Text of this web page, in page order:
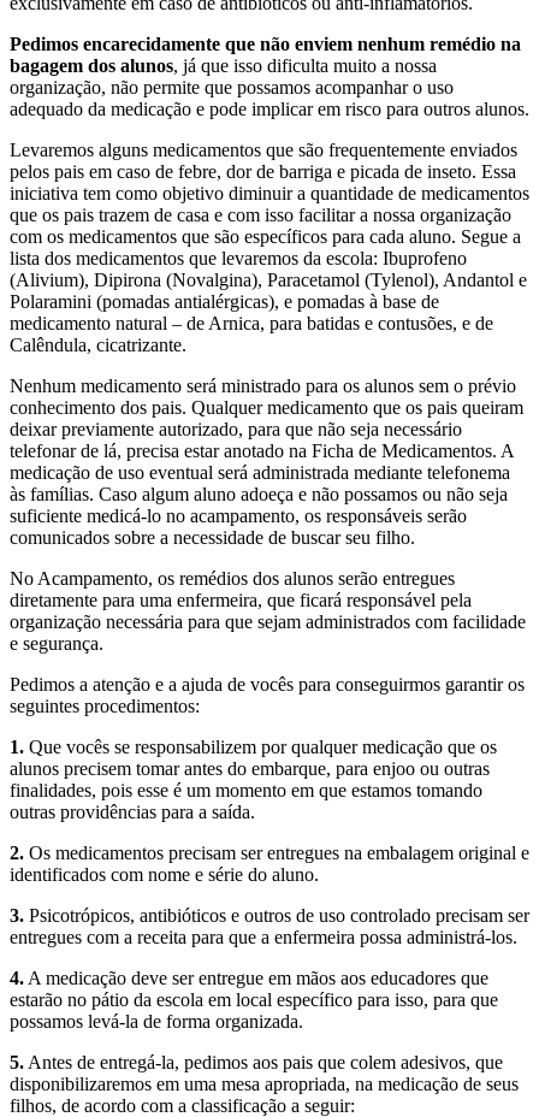
Pedimos encarecidamente que não enviem nenhum remédio na
bagagem dos alunos, já que isso dificulta muito a nossa
organização, não permite que possamos acompanhar o uso
adequado da medicação e pode implicar em risco para outros alunos.
Levaremos alguns medicamentos que são frequentemente enviados
pelos pais em caso de febre, dor de barriga e picada de inseto. Essa
iniciativa tem como objetivo diminuir a quantidade de medicamentos
que os pais trazem de casa e com isso facilitar a nossa organização
com os medicamentos que são específicos para cada aluno. Segue a
lista dos medicamentos que levaremos da escola: Ibuprofeno
(Alivium), Dipirona (Novalgina), Paracetamol (Tylenol), Andantol e
Polaramini (pomadas antialérgicas), e pomadas à base de
medicamento natural – de Arnica, para batidas e contusões, e de
Calêndula, cicatrizante.
Nenhum medicamento será ministrado para os alunos sem o prévio
conhecimento dos pais. Qualquer medicamento que os pais queiram
deixar previamente autorizado, para que não seja necessário
telefonar de lá, precisa estar anotado na Ficha de Medicamentos. A
medicação de uso eventual será administrada mediante telefonema
às famílias. Caso algum aluno adoeça e não possamos ou não seja
suficiente medicá-lo no acampamento, os responsáveis serão
comunicados sobre a necessidade de buscar seu filho.
No Acampamento, os remédios dos alunos serão entregues
diretamente para uma enfermeira, que ficará responsável pela
organização necessária para que sejam administrados com facilidade
e segurança.
Pedimos a atenção e a ajuda de vocês para conseguirmos garantir os
seguintes procedimentos:
1. Que vocês se responsabilizem por qualquer medicação que os
alunos precisem tomar antes do embarque, para enjoo ou outras
finalidades, pois esse é um momento em que estamos tomando
outras providências para a saída.
2. Os medicamentos precisam ser entregues na embalagem original e
identificados com nome e série do aluno.
3. Psicotrópicos, antibióticos e outros de uso controlado precisam ser
entregues com a receita para que a enfermeira possa administrá-los.
4. A medicação deve ser entregue em mãos aos educadores que
estarão no pátio da escola em local específico para isso, para que
possamos levá-la de forma organizada.
5. Antes de entregá-la, pedimos aos pais que colem adesivos, que
disponibilizaremos em uma mesa apropriada, na medicação de seus
filhos, de acordo com a classificação a seguir: